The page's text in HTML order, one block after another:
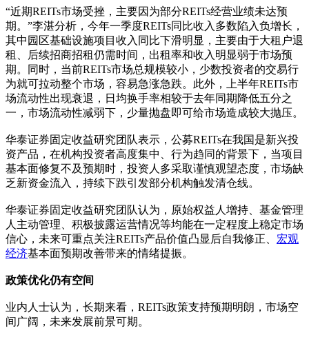
“近期REITs市场受挫，主要因为部分REITs经营业绩未达预
期。”李湛分析，今年一季度REITs同比收入多数陷入负增长，
其中园区基础设施项目收入同比下滑明显，主要由于大租户退
租、后续招商招租仍需时间，出租率和收入明显弱于市场预
期。同时，当前REITs市场总规模较小，少数投资者的交易行
为就可拉动整个市场，容易急涨急跌。此外，上半年REITs市
场流动性出现衰退，日均换手率相较于去年同期降低五分之
一，市场流动性减弱下，少量抛盘即可给市场造成较大抛压。
华泰证券固定收益研究团队表示，公募REITs在我国是新兴投
资产品，在机构投资者高度集中、行为趋同的背景下，当项目
基本面修复不及预期时，投资人多采取谨慎观望态度，市场缺
乏新资金流入，持续下跌引发部分机构触发清仓线。
华泰证券固定收益研究团队认为，原始权益人增持、基金管理
人主动管理、积极披露运营情况等均能在一定程度上稳定市场
信心，未来可重点关注REITs产品价值凸显后自我修正、 宏观
经济基本面预期改善带来的情绪提振。
政策优化仍有空间
业内人士认为，长期来看，REITs政策支持预期明朗，市场空
间广阔，未来发展前景可期。